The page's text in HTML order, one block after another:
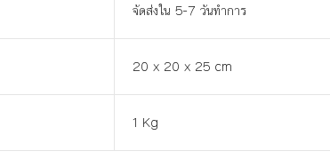
จัดส่งใน 5-7 วันทำการ
20 x 20 x 25 cm
1 Kg